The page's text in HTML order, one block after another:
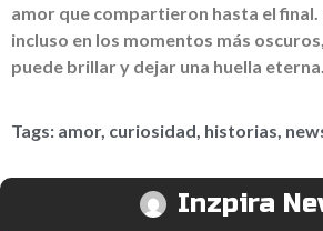
amor que compartieron hasta el final.
incluso en los momentos más
puede brillar y dejar una huella eterna.
Tags: amor, curiosidad, historias,
Inzpira